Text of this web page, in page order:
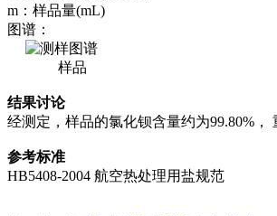
m：样品量(mL)
图谱：
样品
结果讨论
经测定，样品的氯化钡含量约为99.80%，
参考标准
HB5408-2004 航空热处理用盐规范